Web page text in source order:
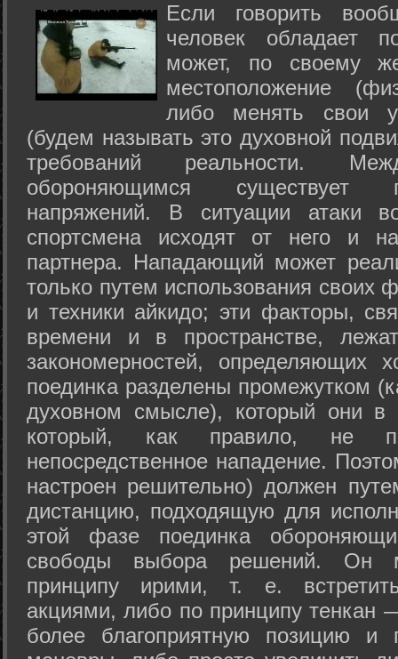
Если говорить
человек обладает
может, по своему
местоположение
либо менять свои
(будем называть это духовной
требований реальности.
обороняющимся существует
напряжений. В ситуации атаки
спортсмена исходят от него и
партнера. Нападающий может
только путем использования своих
и техники айкидо; эти факторы,
времени и в пространстве,
закономерностей, определяющих
поединка разделены промежутком
духовном смысле), который они в
который, как правило, не
непосредственное нападение.
настроен решительно) должен
дистанцию, подходящую для
этой фазе поединка
свободы выбора решений. Он
принципу ирими, т. е.
акциями, либо по принципу тенкан
более благоприятную позицию и